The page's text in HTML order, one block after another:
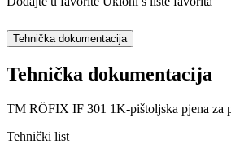
Tehnička dokumentacija
Tehnička dokumentacija
TM RÖFIX IF 301 1K-pištoljska pjena za
Tehnički list